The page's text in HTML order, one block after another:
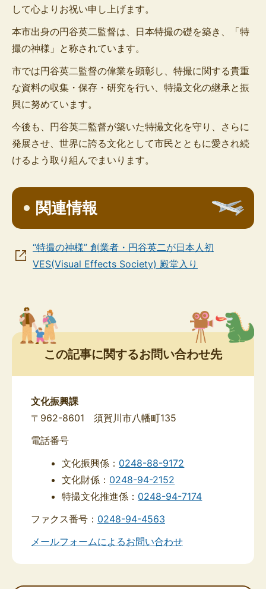
して心よりお祝い申し上げます。
本市出身の円谷英二監督は、日本特撮の礎を築き、「特
撮の神様」と称されています。
市では円谷英二監督の偉業を顕彰し、特撮に関する貴重
な資料の収集・保存・研究を行い、特撮文化の継承と振
興に努めています。
今後も、円谷英二監督が築いた特撮文化を守り、さらに
発展させ、世界に誇る文化として市民とともに愛され続
けるよう取り組んでまいります。
関連情報
“特撮の神様” 創業者・円谷英二が日本人初
VES(Visual Effects Society) 殿堂入り
この記事に関するお問い合わせ先
文化振興課
〒962-8601 須賀川市八幡町135
電話番号
文化振興係： 0248-88-9172
文化財係： 0248-94-2152
特撮文化推進係： 0248-94-7174
ファクス番号： 0248-94-4563
メールフォームによるお問い合わせ